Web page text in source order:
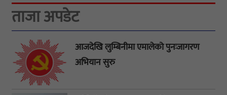
ताजा अपडेट
आजदेखि लुम्बिनीमा एमालेको पुनःजागरण
अभियान सुरु